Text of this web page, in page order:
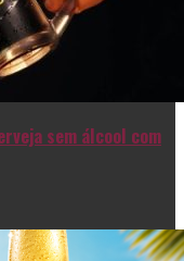
sem álcool com